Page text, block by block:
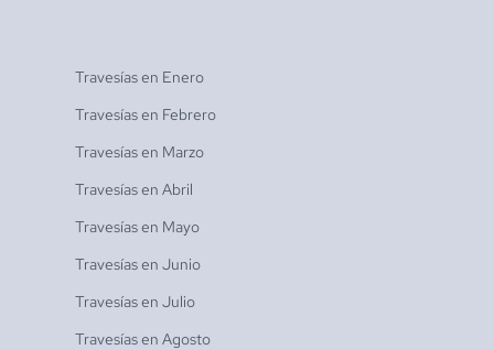
Travesías en Enero
Travesías en Febrero
Travesías en Marzo
Travesías en Abril
Travesías en Mayo
Travesías en Junio
Travesías en Julio
Travesías en Agosto